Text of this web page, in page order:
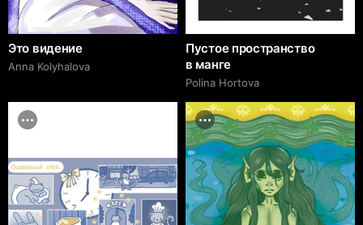
Это видение
Anna Kolyhalova
Пустое пространство
в манге
Polina Hortova